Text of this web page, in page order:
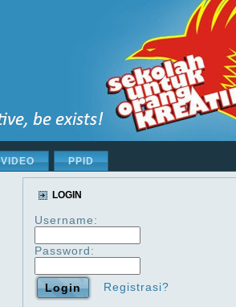
VIDEO PPID
LOGIN
Username:
Password:
Registrasi?